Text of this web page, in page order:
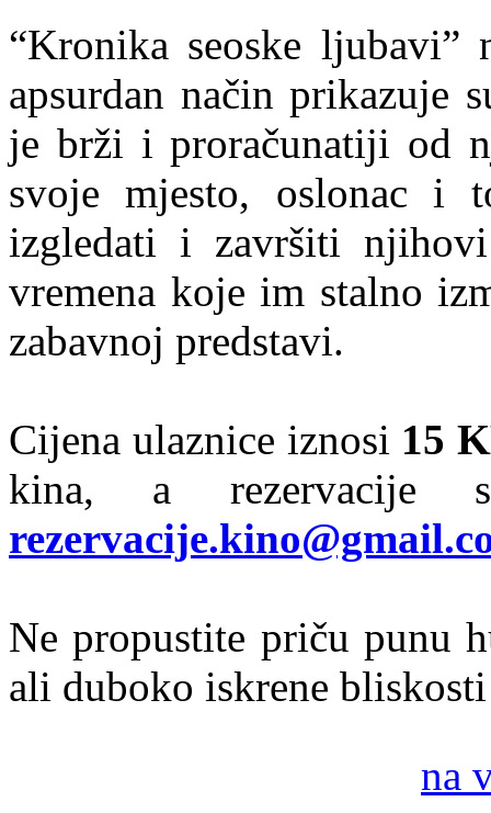
“Kronika seoske ljubavi”
apsurdan način prikazuje
je brži i proračunatiji od
svoje mjesto, oslonac i
izgledati i završiti
vremena koje im stalno
zabavnoj predstavi.
Cijena ulaznice iznosi 15
kina, a rezervacije
Ne propustite priču punu
ali duboko iskrene
na